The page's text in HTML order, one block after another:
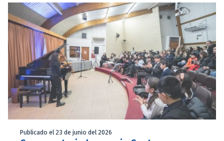
Publicado el 23 de junio del 2026